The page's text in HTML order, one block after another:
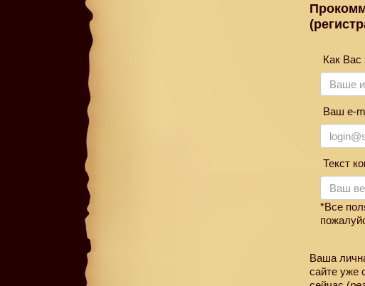
Как Вас
Ваш e-
Текст
*Все
Ваша
сайте уже